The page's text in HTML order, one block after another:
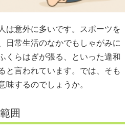
は意外に多いです。スポーツを
日常生活のなかでもしゃがみに
くらはぎが張る、といった違和
と言われています。では、そも
味するのでしょうか。
囲